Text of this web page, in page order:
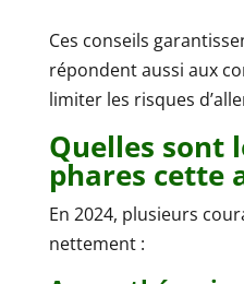
Ces conseils
répondent aussi aux
limiter les risques
Quelles sont
phares cette
En 2024, plusieurs
nettement :